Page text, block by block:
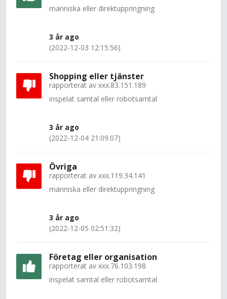
människa eller direktuppringning
3 år ago
(2022-12-03 12:15:56)
Shopping eller tjänster
rapporterat av xxx.83.151.189
inspelat samtal eller robotsamtal
3 år ago
(2022-12-04 21:09:07)
Övriga
rapporterat av xxx.119.34.141
människa eller direktuppringning
3 år ago
(2022-12-05 02:51:32)
Företag eller organisation
rapporterat av xxx.76.103.198
inspelat samtal eller robotsamtal